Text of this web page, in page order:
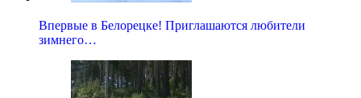
Впервые в Белорецке! Приглашаются любители
зимнего…